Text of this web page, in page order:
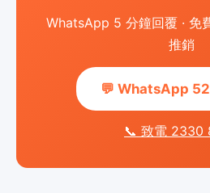
WhatsApp 5 分鐘回覆 · 免
推銷
💬 WhatsApp
📞 致電 2330